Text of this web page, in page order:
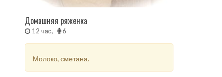
Домашняя ряженка
12 час, 6
Молоко, сметана.